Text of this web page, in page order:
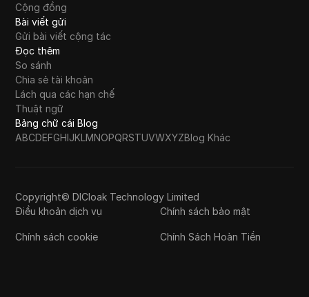
Cộng đồng
Bài viết gửi
Gửi bài viết cộng tác
Đọc thêm
So sánh
Chia sẻ tài khoản
Lách qua các hạn chế
Thuật ngữ
Bảng chữ cái Blog
ABCDEFGH JKLM NOPQRSTUVWXYZBlog Khác
Copyright© DICloak Technology Limited
Điều khoản dịch vụ
Chính sách bảo mật
Chính sách cookie Chính Sách Hoàn Tiền